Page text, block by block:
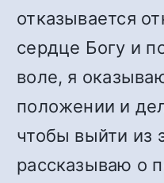
отказывается
сердце Богу и
воле, я
положении и
чтобы выйти из
рассказываю о